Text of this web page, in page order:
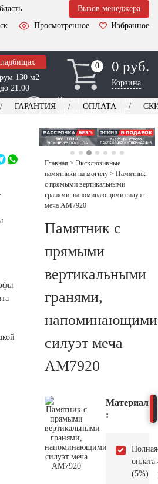
Вызов менеджера
Просмотренное
Избранное
130 м2
21:00
0
0 0 руб.
Корзина
Выезд менеджера для
оформления заказа
ГАРАНТИЯ ОПЛАТА
Главная > Эксклюзивные
памятники на могилу > Памятник
с прямыми вертикальными
гранями, напоминающими силуэт
меча AM7920
Памятник с
прямыми
вертикальными
гранями,
напоминающими
силуэт меча
AM7920
Материал
:
Полная
оплата
(5%)